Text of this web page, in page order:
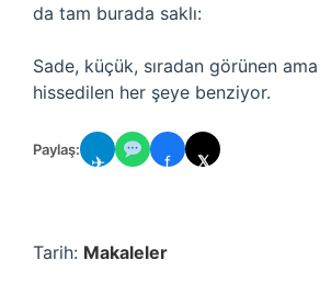
da tam burada saklı:
Sade, küçük, sıradan görünen
hissedilen her şeye benziyor.
Paylaş:
✈ f 𝕏
Tarih: Makaleler